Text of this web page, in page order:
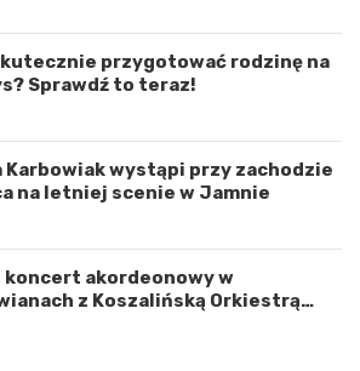
przygotować rodzinę na
Sprawdź to teraz!
Karbowiak wystąpi przy zachodzie
na letniej scenie w Jamnie
koncert akordeonowy w
z Koszalińską Orkiestrą